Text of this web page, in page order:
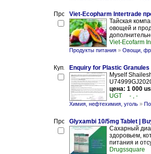
Viet-Ecopharm Intertrade
Тайская
овощей и
Viet-Ecofarm
Продукты питания » Овощи,
Enquiry for Plastic Granules
Myself
цена: 1 000
UGT
- , -
Химия, нефтехимия, уголь »
Glyxambi 10/5mg Tablet |
Сахарный
здоровьем,
питания и
Drugssquare